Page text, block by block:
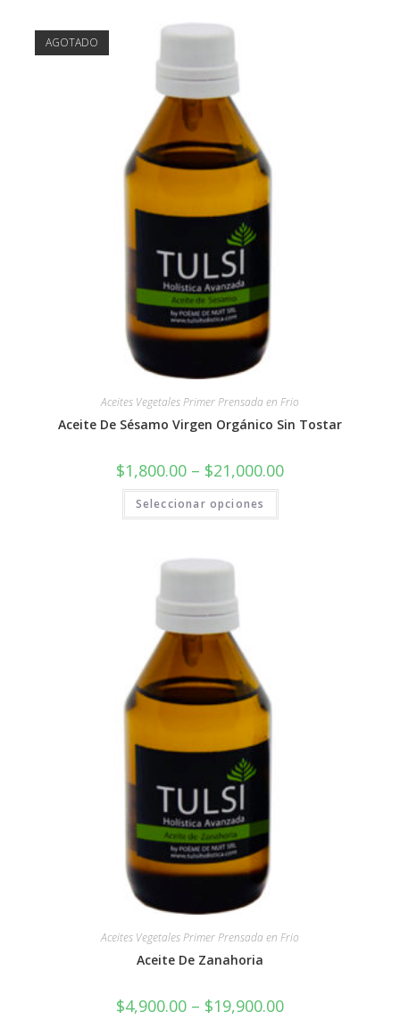
AGOTADO
Aceites Vegetales Primer Prensada en Frio
Aceite De Sésamo Virgen Orgánico Sin Tostar
$1,800.00 – $21,000.00
Seleccionar opciones
Aceites Vegetales Primer Prensada en Frio
Aceite De Zanahoria
$4,900.00 – $19,900.00